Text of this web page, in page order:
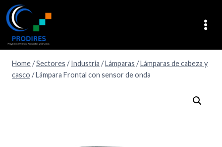
Home/Sectores / Industria / Lámparas / Lámparas de cabeza y
casco / Lámpara Frontal con sensor de onda